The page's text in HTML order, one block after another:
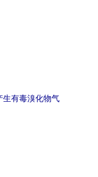
生有毒溴化物气